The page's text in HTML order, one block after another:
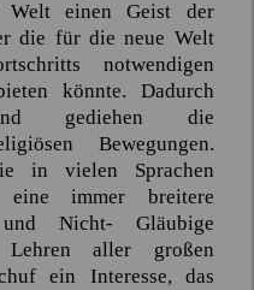
Welt einen Geist der
die für die neue Welt
notwendigen
könnte. Dadurch
gediehen die
Bewegungen.
in vielen Sprachen
eine immer breitere
Nicht- Gläubige
aller großen
ein Interesse, das